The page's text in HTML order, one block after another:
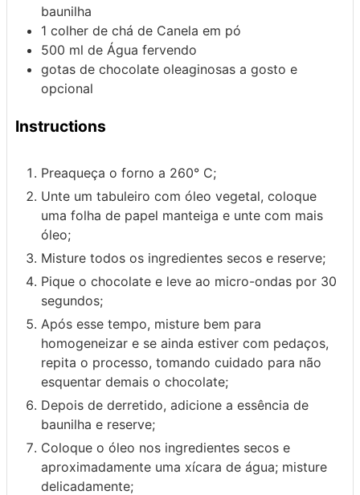
baunilha
1 colher de chá de Canela em pó
500 ml de Água fervendo
gotas de chocolate oleaginosas a gosto e
opcional
Instructions
Preaqueça o forno a 260° C;
Unte um tabuleiro com óleo vegetal, coloque
uma folha de papel manteiga e unte com mais
óleo;
Misture todos os ingredientes secos e reserve;
Pique o chocolate e leve ao micro-ondas por 30
segundos;
Após esse tempo, misture bem para
homogeneizar e se ainda estiver com pedaços,
repita o processo, tomando cuidado para não
esquentar demais o chocolate;
Depois de derretido, adicione a essência de
baunilha e reserve;
Coloque o óleo nos ingredientes secos e
aproximadamente uma xícara de água; misture
delicadamente;